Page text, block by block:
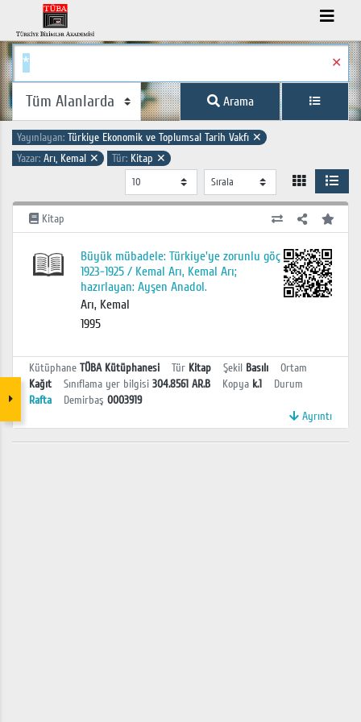
✕
Arama
Yayınlayan: Türkiye Ekonomik ve Toplumsal Tarih Vakfı ✕
Yazar: Arı, Kemal ✕ Tür: Kitap ✕
Kitap
Büyük mübadele: Türkiye'ye zorunlu göç
1923-1925 / Kemal Arı, Kemal Arı;
hazırlayan: Ayşen Anadol.
Arı, Kemal
1995
Kütüphane TÜBA Kütüphanesi Tür Kitap Şekil Basılı
Ortam
Kağıt
Sınıflama yer bilgisi 304.8561 AR.B Kopya k.1
Durum
Rafta
Demirbaş 0003919
Ayrıntı